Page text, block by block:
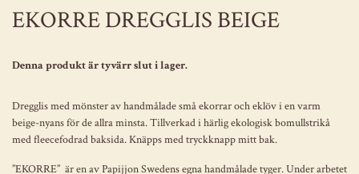
EKORRE DREGGLIS BEIGE
Denna produkt är tyvärr slut i lager.
Dregglis med mönster av handmålade små ekorrar och eklöv i en varm
beige-nyans för de allra minsta. Tillverkad i härlig ekologisk bomullstrikå
med fleecefodrad baksida. Knäpps med tryckknapp mitt bak.
”EKORRE” är en av Papijjon Swedens egna handmålade tyger. Under arbetet